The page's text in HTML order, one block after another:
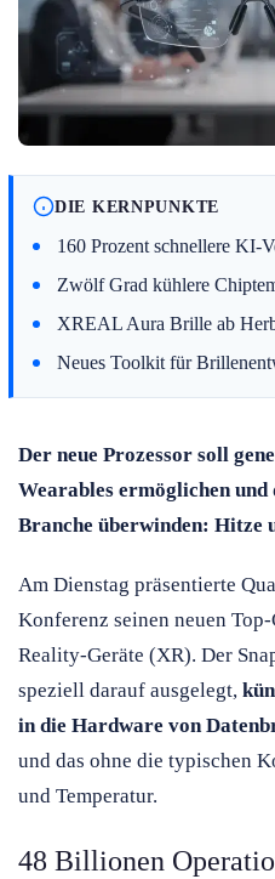
DIE KERNPUNKTE
160 Prozent schnellere KI-
Zwölf Grad kühlere
XREAL Aura Brille ab
Neues Toolkit für
Der neue Prozessor soll
Wearables ermöglichen
Branche überwinden: Hitze
Am Dienstag präsentierte
Konferenz seinen neuen
Reality-Geräte (XR). Der
speziell darauf ausgelegt,
in die Hardware von
und das ohne die typischen
und Temperatur.
48 Billionen